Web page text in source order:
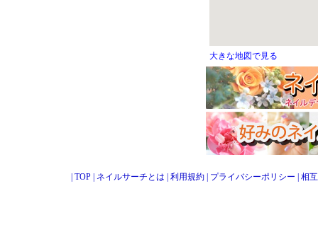
大きな地図で見る
TOP ネイルサーチとは 利用規約 プライバシーポリシー 相